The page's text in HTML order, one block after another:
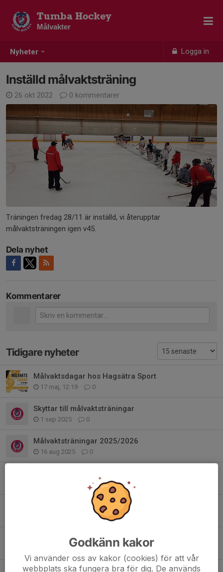
Nyheter Logga in
Tumba Hockey
Målvakter
Inställd målvaktsträning
26 okt 2022 0 kommentarer
Träningen fredag 28/11 är inställd, vi återupptar
målvaktsträningen igen v45.
Dela nyhet
Kommentarer
Tidigare nyheter
Målvaktsdagar hos Hagsätra Sport
17 maj, 12:19 0
Skyttar till målvaktsträningar
1 sep 2025 0
Målvaktsträningar 2025/2026
16 aug 2025 0
0
Målvaktsdag lördag 18 januari
0
Godkänn kakor
Vi använder oss av kakor (cookies) för att vår
webbplats ska fungera bra för dig. De används